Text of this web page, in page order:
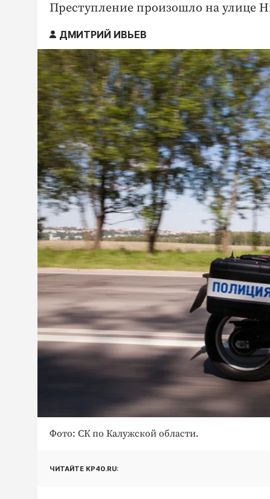
Преступление произошло на улице
ДМИТРИЙ ИВЬЕВ
Фото: СК по Калужской области.
ЧИТАЙТЕ KP40.RU: